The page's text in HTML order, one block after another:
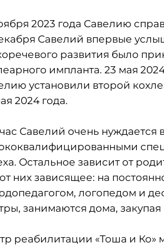
2023 года Савелию
Савелий впервые
развития было
импланта. 23 мая
установили второй
2024 года.
Савелий очень нуждается
Остальное зависит от
них зависящее: на
логопедом и
занимаются дома,
реабилитации «Тоша и